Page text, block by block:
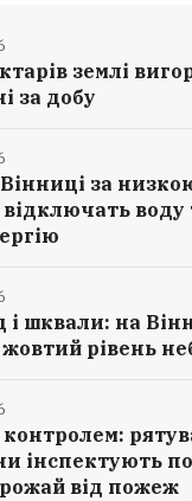
землі
за добу
за
воду
і шквали: на
рівень
інспектують
від пожеж